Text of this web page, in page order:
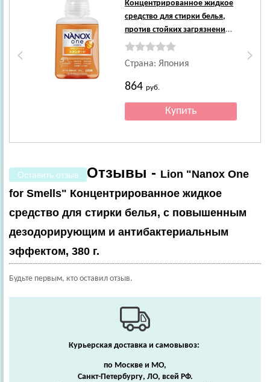
Концентрированное жидкое
средство для стирки белья,
против стойких загрязнений,
380 г.
Страна: Япония
864руб.
Оставить отзыв Отзывы - Lion "Nanox One
for Smells" Концентрированное жидкое
средство для стирки белья, с повышенным
дезодорирующим и антибактериальным
эффектом, 380 г.
Будьте первым, кто оставил отзыв.
Курьерская доставка и самовывоз:
по Москве и МО,
Санкт-Петербургу, ЛО, всей РФ.